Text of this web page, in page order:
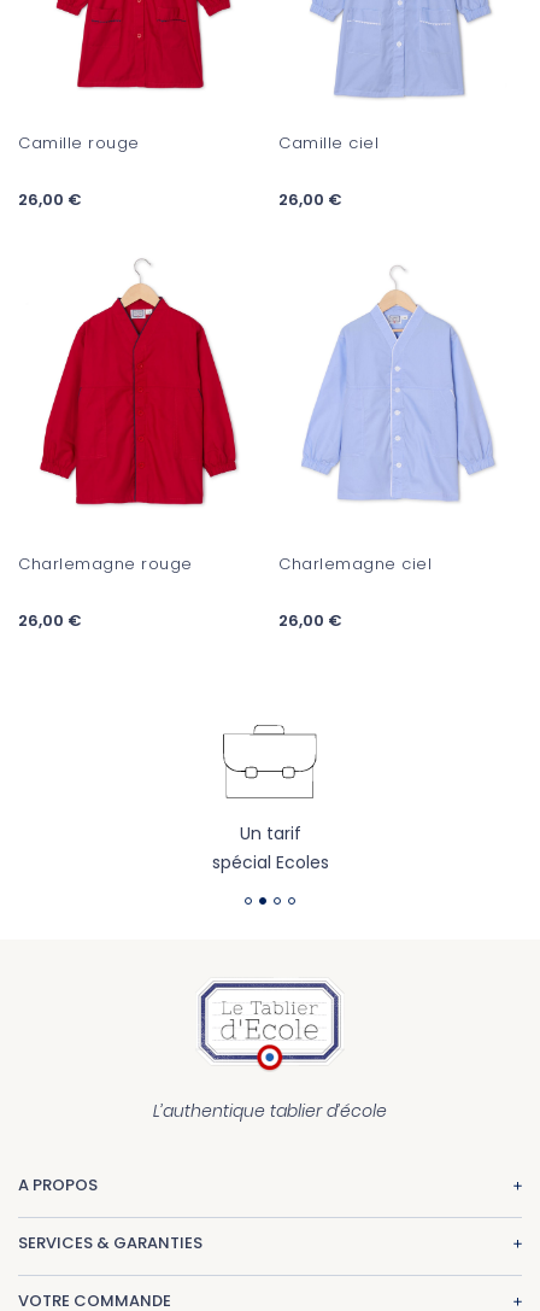
Camille rouge
26,00 €
Camille ciel
26,00 €
Charlemagne rouge
26,00 €
Charlemagne ciel
26,00 €
Un tarif
spécial Ecoles
L’authentique tablier d’école
A PROPOS
CGV
SERVICES & GARANTIES
VOTRE COMMANDE